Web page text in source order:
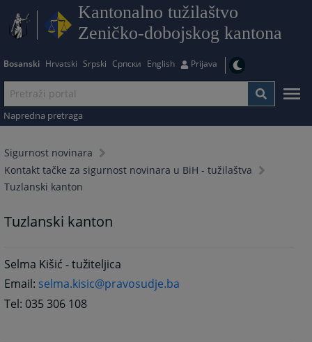
Kantonalno tužilaštvo
Zeničko-dobojskog kantona
Bosanski Hrvatski Srpski Српски English Prijava
Napredna pretraga
Sigurnost novinara
Kontakt tačke za sigurnost novinara u BiH - tužilaštva
Tuzlanski kanton
Tuzlanski kanton
Selma Kišić - tužiteljica
Email: selma.kisic@pravosudje.ba
Tel: 035 306 108